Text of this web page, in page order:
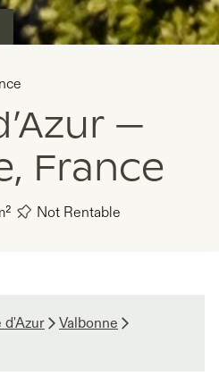
—
France
Not Rentable
d'Azur
Valbonne